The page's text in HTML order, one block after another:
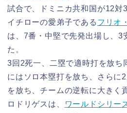
試合で、ドミニカ共和国が12対
イチローの愛弟子である フリオ
は、7番・中堅で先発出場し、3
た。
3回2死一、二塁で適時打を放ち
にはソロ本塁打を放ち、さらに
を放ち、チームの逆転に大きく
ロドリゲスは、
ワールドシリー